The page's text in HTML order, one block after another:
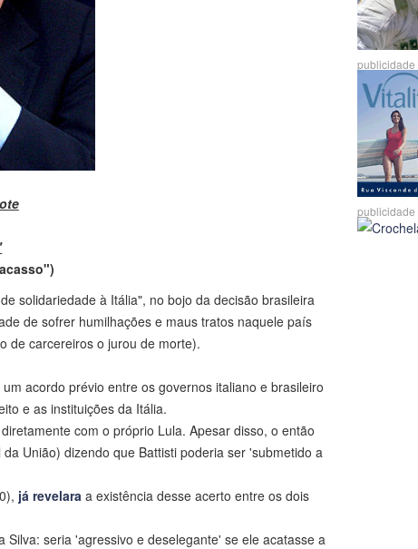
)
solidariedade à Itália", no bojo da decisão brasileira
de sofrer humilhações e maus tratos naquele país
de carcereiros o jurou de morte).
acordo prévio entre os governos italiano e brasileiro
e as instituições da Itália.
com o próprio Lula. Apesar disso, o então
União) dizendo que Battisti poderia ser 'submetido a
já revelara a existência desse acerto entre os dois
seria 'agressivo e deselegante' se ele acatasse a
publicidade
publicidade